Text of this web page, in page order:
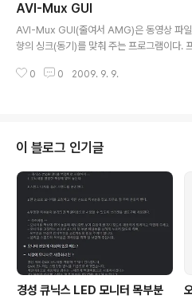
제3사의 비디오 필터를 일괄처리에서 이용할
ualDub은 AVI 파일을 처리하는 많은 기능을
며, 또한 MPEG-1 동영상을 읽을 수 있다(쓰
전 : v1.9.5 (2009년 8월 23일자) 저작권자/
AVI-Mux GUI
AVI-Mux GUI(줄여서 AMG)은 동영상 파일
향의 싱크(동기)를 맞춰 주는 프로그램이다.
1월 9일자) 저작권자/제작자 : 알렉산더 노
@ ( 9 / 10 ) 스크린 샷 : 설명 : 동영상 파일을
면 영상과 음향이 서로 일치하지 않고 어색한
이럴 때는 영상과 음향이 서로 일치하도록 다
야 하는데, 이 경우 시간이 상당히 소모되는 편
0 0 2009. 9. 9.
이 블로그 인기글
경성 큐닉스 LED 모니터 목부분